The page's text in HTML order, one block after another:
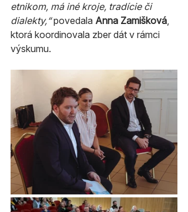
etnikom, má iné kroje, tradície či
dialekty,“ povedala Anna Zamišková,
ktorá koordinovala zber dát v rámci
výskumu.